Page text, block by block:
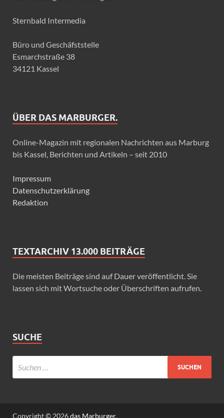
Sternbald Intermedia
Büro und Geschäfststelle
Esmarchstraße 38
34121 Kassel
ÜBER DAS MARBURGER.
Online-Magazin mit regionalen Nachrichten aus Marburg
bis Kassel, Berichten und Artikeln – seit 2010
Impressum
Datenschutzerklärung
Redaktion
TEXTARCHIV 13.000 BEITRÄGE
Die meisten Beiträge sind auf Dauer veröffentlicht. Sie
lassen sich mit Wortsuche oder Überschriften aufrufen.
SUCHE
Copyright © 2026das Marburger.